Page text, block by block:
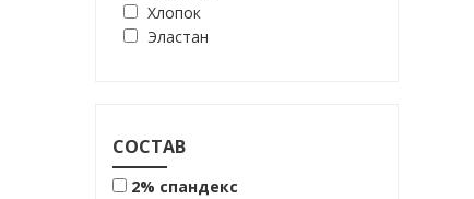
Хлопок
Эластан
СОСТАВ
2% спандекс